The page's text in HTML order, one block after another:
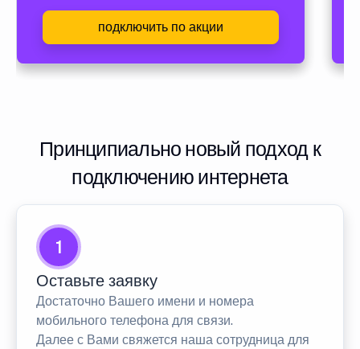
подключить по акции
Принципиально новый подход к
подключению интернета
1
Оставьте заявку
Достаточно Вашего имени и номера
мобильного телефона для связи.
Далее с Вами свяжется наша сотрудница для